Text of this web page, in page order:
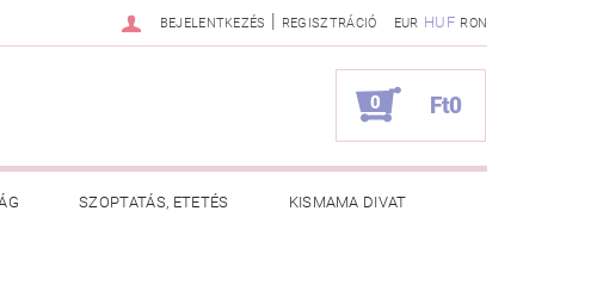
EUR HUF RON
BEJELENTKEZÉS | REGISZTRÁCIÓ
0 Ft0
SZOPTATÁS, ETETÉS KISMAMA DIVAT